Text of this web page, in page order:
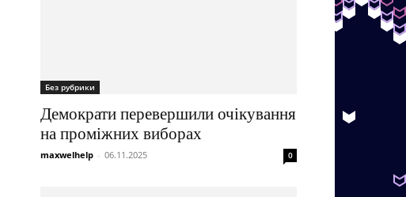
Без рубрики
Демократи перевершили очікування
на проміжних виборах
maxwelhelp - 06.11.2025 0